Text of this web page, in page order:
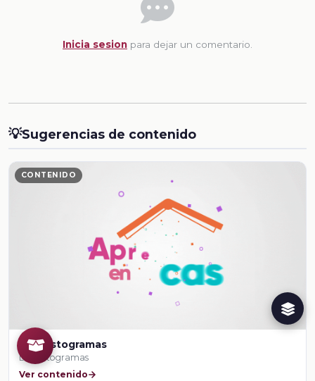
Inicia sesion para dejar un comentario.
💡Sugerencias de contenido
CONTENIDO
Los histogramas
Los histogramas
Ver contenido